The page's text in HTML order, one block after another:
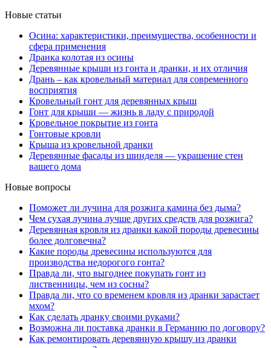
Новые статьи
Осина: характеристики, преимущества, особенности и
сфера применения
Дранка колотая из осины
Деревянные крыши из гонта и дранки, и их отличия
Дрань – как кровельный материал для современного
восприятия
Кровельный гонт для деревянных крыш
Гонт для крыши — жизнь в ладу с природой
Кровельное покрытие из гонта
Гонтовые кровли
Крыша из кровельной дранки
Деревянные фасады из шинделя — украшение стен
вашего дома
Новые вопросы
Поможет ли лучина для розжига камина без дыма?
Чем сухая лучина лучше других средств для розжига?
Деревянная кровля из дранки какой породы древесины
более долговечна?
Какие породы древесины используются для
производства недорогого гонта?
Правда ли, что выгоднее покупать гонт из
лиственницы, чем из сосны?
Правда ли, что со временем кровля из дранки зарастает
мхом?
Как сделать дранку своими руками?
Возможна ли поставка дранки в Германию по договору?
Как ремонтировать деревянную крышу из дранки